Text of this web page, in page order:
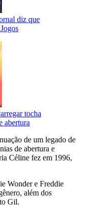
diz que
tocha
abertura
de um legado de
de abertura e
Céline fez em 1996,
Wonder e Freddie
além dos
Gil.